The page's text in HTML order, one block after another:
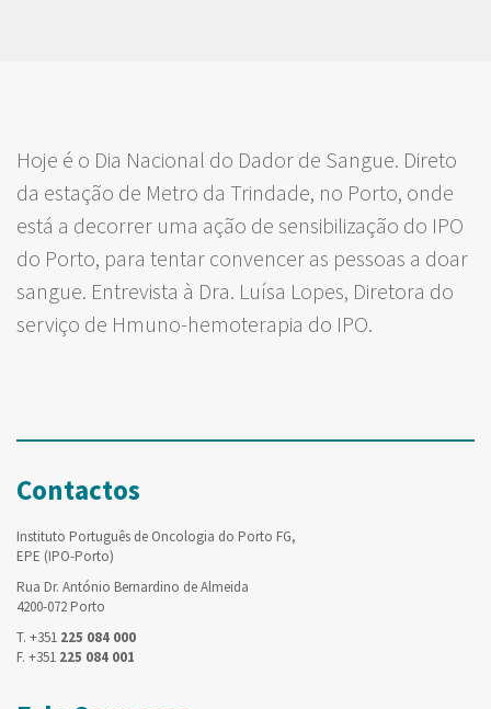
Hoje é o Dia Nacional do Dador de Sangue. Direto
da estação de Metro da Trindade, no Porto, onde
está a decorrer uma ação de sensibilização do IPO
do Porto, para tentar convencer as pessoas a doar
sangue. Entrevista à Dra. Luísa Lopes, Diretora do
serviço de Hmuno-hemoterapia do IPO.
Contactos
Instituto Português de Oncologia do Porto FG,
EPE (IPO-Porto)
Rua Dr. António Bernardino de Almeida
4200-072 Porto
T. +351 225 084 000
F. +351 225 084 001